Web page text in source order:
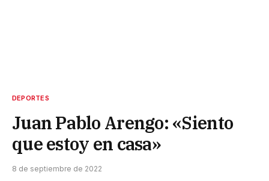
DEPORTES
Juan Pablo Arengo: «Siento
que estoy en casa»
8 de septiembre de 2022